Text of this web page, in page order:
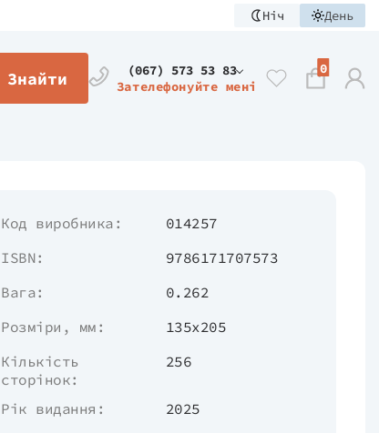
Ніч День
Знайти
(067) 573 53 83
Зателефонуйте мені
0
Код виробника:
014257
ISBN:
9786171707573
Вага:
0.262
Розміри, мм:
135х205
Кількість
сторінок:
256
Рік видання:
2025